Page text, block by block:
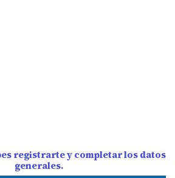
registrarte y completar los datos
generales.